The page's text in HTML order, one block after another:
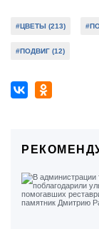
#ЦВЕТЫ (213)
#ПОДВИГ (12)